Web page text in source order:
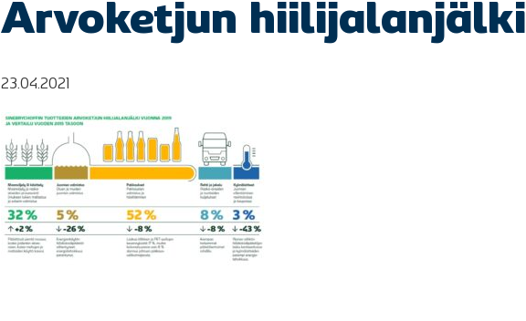
Arvoketjun hiilijalanjälki
23.04.2021